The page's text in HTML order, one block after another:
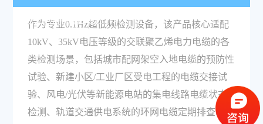
电力场景的检测工作？
作为专业0.1Hz超低频检测设备，该产品核心适配
10kV、35kV电压等级的交联聚乙烯电力电缆的各
类检测场景，包括城市配网架空入地电缆的预防性
试验、新建小区/工业厂区受电工程的电缆交接试
验、风电/光伏等新能源电站的集电线路电缆状态
检测、轨道交通供电系统的环网电缆定期排查、市